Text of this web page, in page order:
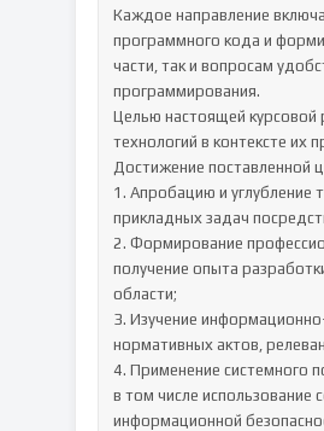
Каждое направление
программного кода и
части, так и вопросам
программирования.
Целью настоящей курсовой
технологий в контексте их
Достижение поставленной
1. Апробацию и углубление
прикладных задач
2. Формирование
получение опыта
области;
3. Изучение
нормативных актов,
4. Применение системного
в том числе
информационной